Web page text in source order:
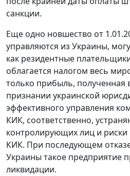
санкции.
Еще одно новшество от
управляются из Украины,
как резидентные
облагается налогом весь
только прибыль, полученная
признании украинской
эффективного управления
КИК, соответственно,
контролирующих лиц и
КИК. При последующем
Украины такое предприятие
ликвидации.